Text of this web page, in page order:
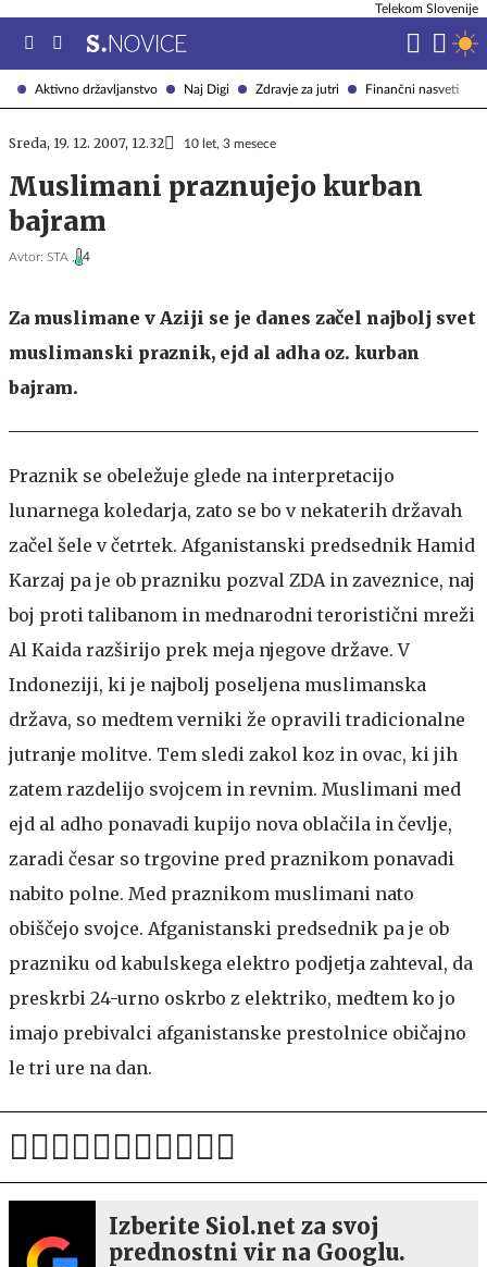
Aktivno državljanstvo Naj Digi Zdravje za jutri Finančni nasveti
Telekom Slovenije
Sreda, 19. 12. 2007, 12.32 10 let, 3 mesece
Muslimani praznujejo kurban
bajram
Avtor: STA , 4
Za muslimane v Aziji se je danes začel najbolj svet
muslimanski praznik, ejd al adha oz. kurban
bajram.
Praznik se obeležuje glede na interpretacijo
lunarnega koledarja, zato se bo v nekaterih državah
začel šele v četrtek. Afganistanski predsednik Hamid
Karzaj pa je ob prazniku pozval ZDA in zaveznice, naj
boj proti talibanom in mednarodni teroristični mreži
Al Kaida razširijo prek meja njegove države. V
Indoneziji, ki je najbolj poseljena muslimanska
država, so medtem verniki že opravili tradicionalne
jutranje molitve. Tem sledi zakol koz in ovac, ki jih
zatem razdelijo svojcem in revnim. Muslimani med
ejd al adho ponavadi kupijo nova oblačila in čevlje,
zaradi česar so trgovine pred praznikom ponavadi
nabito polne. Med praznikom muslimani nato
obiščejo svojce. Afganistanski predsednik pa je ob
prazniku od kabulskega elektro podjetja zahteval, da
preskrbi 24-urno oskrbo z elektriko, medtem ko jo
imajo prebivalci afganistanske prestolnice običajno
le tri ure na dan.
Izberite Siol.net za svoj
prednostni vir na Googlu.